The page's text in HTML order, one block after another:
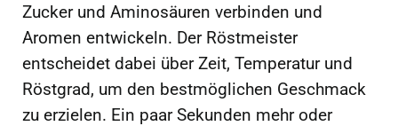
Zucker und Aminosäuren verbinden und
Aromen entwickeln. Der Röstmeister
entscheidet dabei über Zeit, Temperatur und
Röstgrad, um den bestmöglichen Geschmack
zu erzielen. Ein paar Sekunden mehr oder